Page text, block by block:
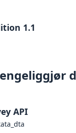
1.1
API